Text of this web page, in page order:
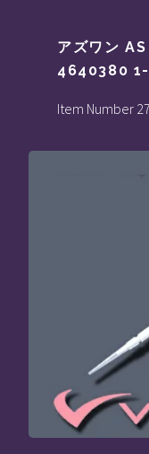
アズワン
4640380
Item Number 27